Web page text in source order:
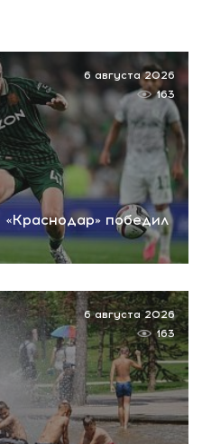
победил
6 августа 2026
163
6 августа 2026
163